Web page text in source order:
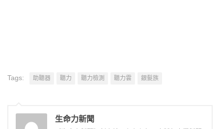
Tags: 助聽器 聽力 聽力檢測 聽力雲 銀髮族
生命力新聞